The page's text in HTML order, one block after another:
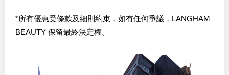
*所有優惠受條款及細則約束，如有任何爭議，LANGHAM
BEAUTY 保留最終決定權。